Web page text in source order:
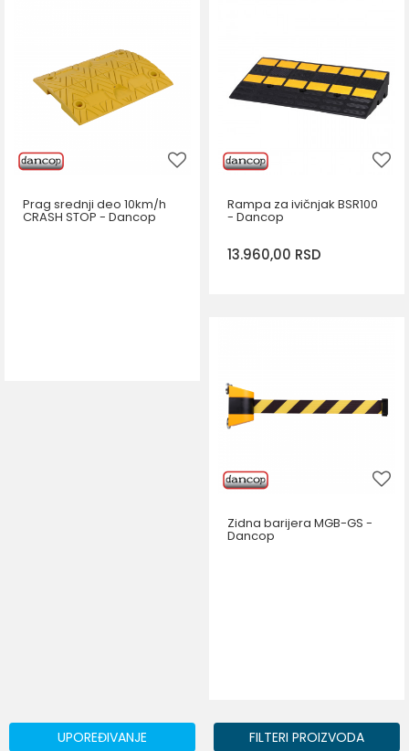
Prag srednji deo 10km/h
CRASH STOP - Dancop
Rampa za ivičnjak BSR100
- Dancop
13.960,00 RSD
Zidna barijera MGB-GS -
Dancop
UPOREĐIVANJE FILTERI PROIZVODA